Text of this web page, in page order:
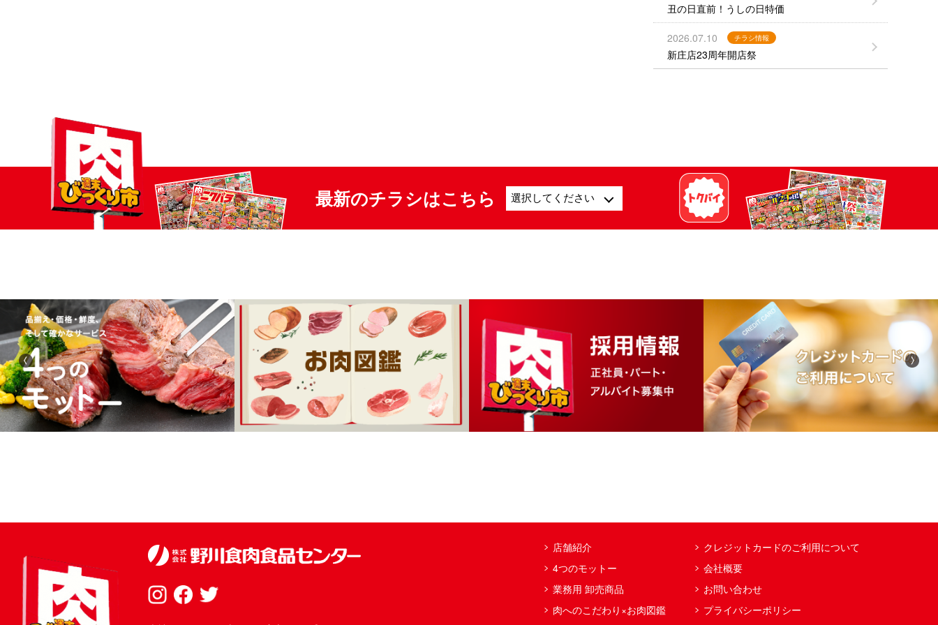
丑の日直前！うしの日特価
2026.07.10 チラシ情報
新庄店23周年開店祭
最新のチラシはこちら
店舗紹介
4つのモットー
業務用 卸売商品
肉へのこだわり×お肉図鑑
クレジットカードのご利用について
会社概要
お問い合わせ
プライバシーポリシー